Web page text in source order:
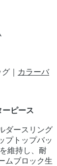
｜
カラーバ
ーピース
ダースリング
プトップバッ
維持し、耐
ムブロック生